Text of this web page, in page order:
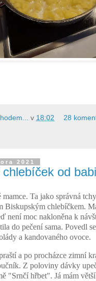
v 18:02 28
2021
od
Ta jako správná
Biskupským chlebíčkem.
není moc nakloněna k
do pečení sama. Povedl
a kandovaného ovoce.
a po procházce zimní
Z poloviny dávky
"Srnčí hřbet". Já mám